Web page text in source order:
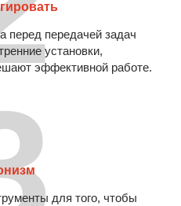
перед передачей задач
установки,
эффективной работе.
для того, чтобы